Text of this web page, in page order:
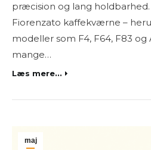
præcision og lang
Fiorenzato kaffekværne –
modeller som F4, F64, F83 og
mange…
Læs mere...
maj